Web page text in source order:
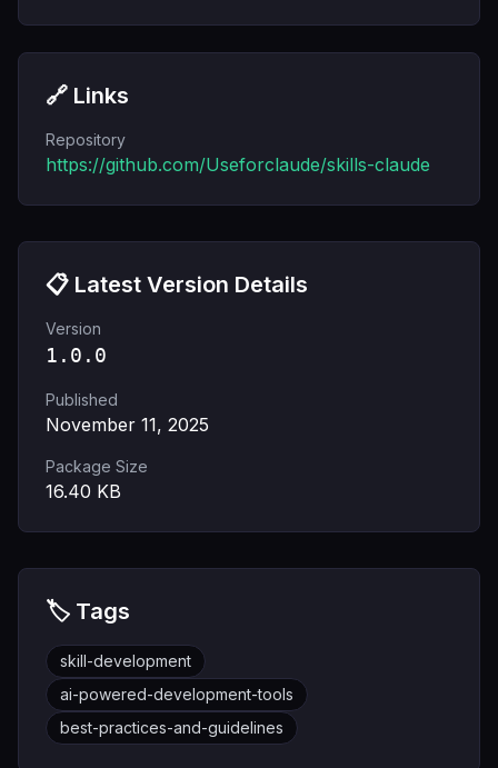
🔗 Links
Repository
https://github.com/Useforclaude/skills-claude
📋 Latest Version Details
Version
1.0.0
Published
November 11, 2025
Package Size
16.40 KB
🏷️ Tags
skill-development
ai-powered-development-tools
best-practices-and-guidelines